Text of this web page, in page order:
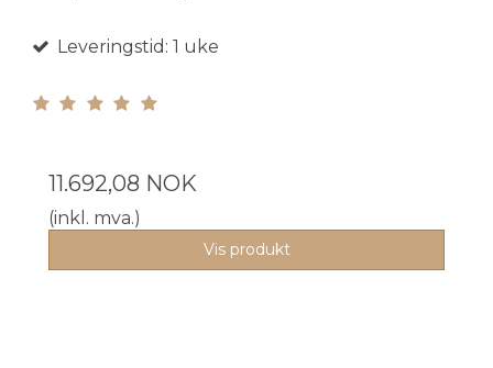
Leveringstid: 1 uke
11.692,08 NOK
(inkl. mva.)
Vis produkt